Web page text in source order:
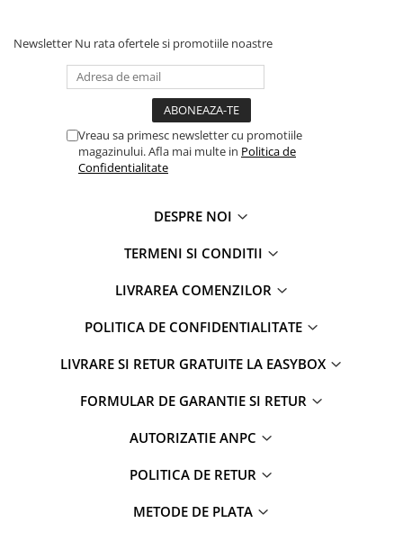
Newsletter Nu rata ofertele si promotiile noastre
Vreau sa primesc newsletter cu promotiile
magazinului. Afla mai multe in Politica de
Confidentialitate
DESPRE NOI
TERMENI SI CONDITII
LIVRAREA COMENZILOR
POLITICA DE CONFIDENTIALITATE
LIVRARE SI RETUR GRATUITE LA EASYBOX
FORMULAR DE GARANTIE SI RETUR
AUTORIZATIE ANPC
POLITICA DE RETUR
METODE DE PLATA